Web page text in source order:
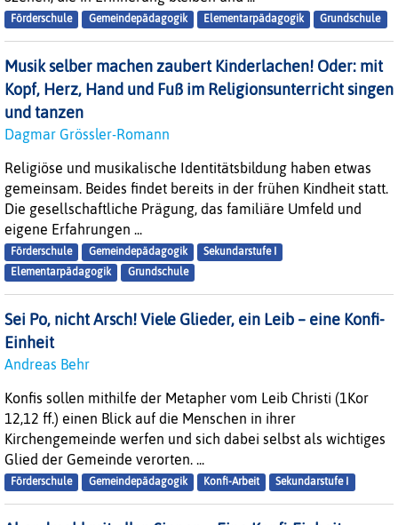
Förderschule Gemeindepädagogik Elementarpädagogik Grundschule
Musik selber machen zaubert Kinderlachen! Oder: mit
Kopf, Herz, Hand und Fuß im Religionsunterricht singen
und tanzen
Dagmar Grössler-Romann
Religiöse und musikalische Identitätsbildung haben etwas
gemeinsam. Beides findet bereits in der frühen Kindheit statt.
Die gesellschaftliche Prägung, das familiäre Umfeld und
eigene Erfahrungen ...
Förderschule Gemeindepädagogik
Sekundarstufe I
Elementarpädagogik
Grundschule
Sei Po, nicht Arsch! Viele Glieder, ein Leib – eine Konfi-
Einheit
Andreas Behr
Konfis sollen mithilfe der Metapher vom Leib Christi (1Kor
12,12 ff.) einen Blick auf die Menschen in ihrer
Kirchengemeinde werfen und sich dabei selbst als wichtiges
Glied der Gemeinde verorten. ...
Förderschule Gemeindepädagogik Konfi-Arbeit Sekundarstufe I